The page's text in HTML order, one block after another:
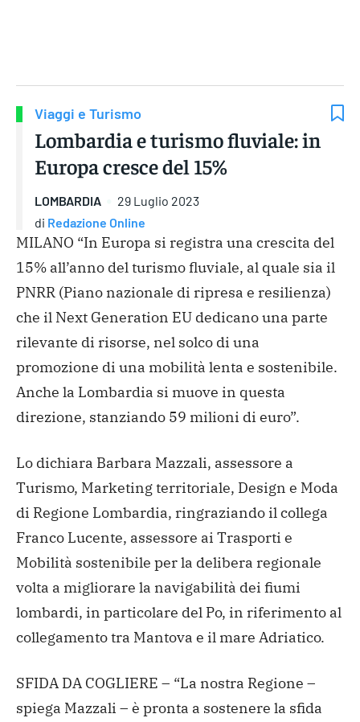
Viaggi e Turismo
Lombardia e turismo fluviale: in
Europa cresce del 15%
LOMBARDIA
29 Luglio 2023
di Redazione Online
MILANO “In Europa si registra una crescita del
15% all’anno del turismo fluviale, al quale sia il
PNRR (Piano nazionale di ripresa e resilienza)
che il Next Generation EU dedicano una parte
rilevante di risorse, nel solco di una
promozione di una mobilità lenta e sostenibile.
Anche la Lombardia si muove in questa
direzione, stanziando 59 milioni di euro”.
Lo dichiara Barbara Mazzali, assessore a
Turismo, Marketing territoriale, Design e Moda
di Regione Lombardia, ringraziando il collega
Franco Lucente, assessore ai Trasporti e
Mobilità sostenibile per la delibera regionale
volta a migliorare la navigabilità dei fiumi
lombardi, in particolare del Po, in riferimento al
collegamento tra Mantova e il mare Adriatico.
SFIDA DA COGLIERE – “La nostra Regione –
spiega Mazzali – è pronta a sostenere la sfida